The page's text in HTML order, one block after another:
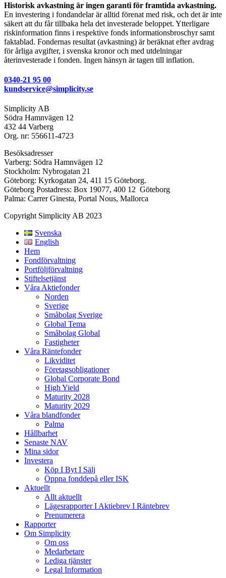
Historisk avkastning är ingen garanti för framtida avkastning.
En investering i fondandelar är alltid förenat med risk, och det är inte
säkert att du får tillbaka hela det investerade beloppet. Ytterligare
riskinformation finns i respektive fonds informationsbroschyr samt
faktablad. Fondernas resultat (avkastning) är beräknat efter avdrag
för årliga avgifter, i svenska kronor och med utdelningar
återinvesterade i fonden. Ingen hänsyn är tagen till inflation.
0340-21 95 00
kundservice@simplicity.se
Simplicity AB
Södra Hamnvägen 12
432 44 Varberg
Org. nr: 556611-4723
Besöksadresser
Varberg: Södra Hamnvägen 12
Stockholm: Nybrogatan 21
Göteborg: Kyrkogatan 24, 411 15 Göteborg.
Göteborg Postadress: Box 19077, 400 12 Göteborg
Palma: Carrer Ginesta, Portal Nous, Mallorca
Copyright Simplicity AB 2023
Svenska
English
Hem
Fondförvaltning
Portföljförvaltning
Stiftelsetjänst
Våra Aktiefonder
Norden
Sverige
Småbolag Sverige
Global Tema
Småbolag Global
Fastigheter
Våra Räntefonder
Likviditet
Företagsobligationer
Global Corporate Bond
High Yield
Maturity 2028
Maturity 2029
Våra blandfonder
Palma
Hållbarhet
Senaste NAV
Mina sidor
Investera
Köp I Byt I Sälj
Öppna fonddepå eller ISK
Aktuellt
Allt aktuellt
Lägesrapporter I Aktiebrev I Räntebrev
Prenumerera
Rapporter
Om Simplicity
Om oss
Medarbetare
Lediga tjänster
Legal Information